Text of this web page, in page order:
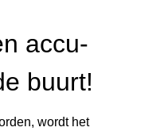
accu-
buurt!
wordt het